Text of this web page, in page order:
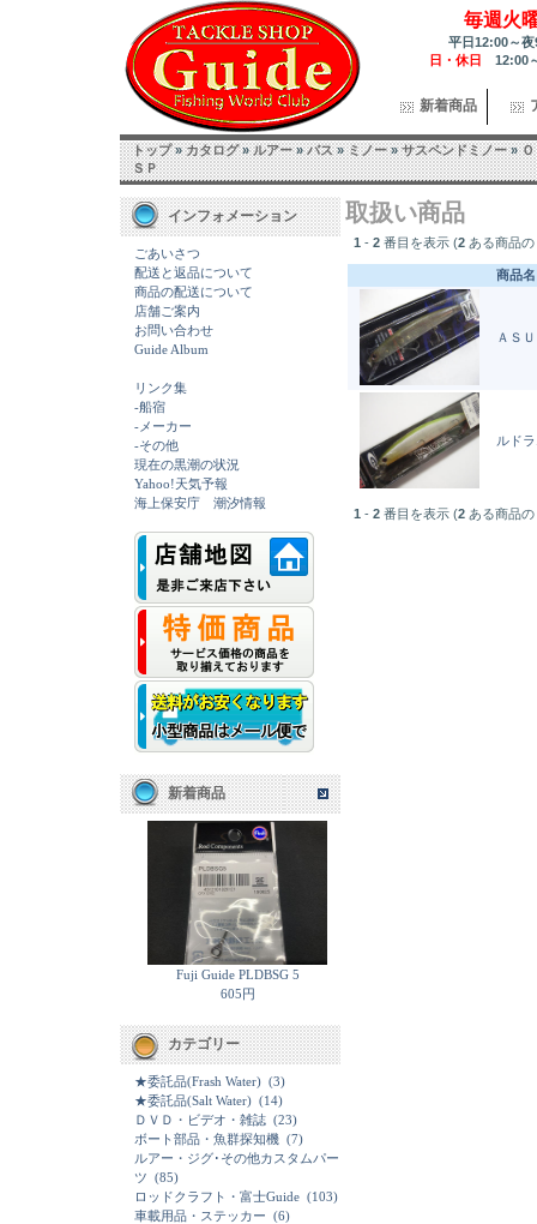
毎週火
平日12:00～
日・休日 12:00
新着商品
トップ»カタログ»ルアー»バス»ミノー»サスペンドミノー»Ｏ
ＳＰ
インフォメーション
ごあいさつ
配送と返品について
商品の配送について
店舗ご案内
お問い合わせ
Guide Album
リンク集
-船宿
-メーカー
-その他
現在の黒潮の状況
Yahoo!天気予報
海上保安庁 潮汐情報
新着商品
Fuji Guide PLDBSG 5
605円
カテゴリー
★委託品(Frash Water) (3)
★委託品(Salt Water) (14)
ＤＶＤ・ビデオ・雑誌 (23)
ボート部品・魚群探知機 (7)
ルアー・ジグ･その他カスタムパー
ツ (85)
ロッドクラフト・富士Guide (103)
車載用品・ステッカー (6)
取扱い商品
1 - 2 番目を表示 (2 ある商品
商品名
ＡＳ
ルド
1 - 2 番目を表示 (2 ある商品